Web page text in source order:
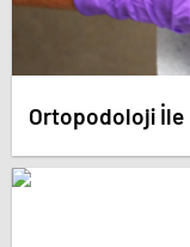
Ortopodoloji İle